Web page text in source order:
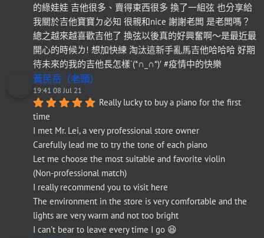
的綠娃娃 吉他很多、賣得東西很多 換了一組弦 也分享給
我關於吉他寶寶ㄉ必知 很親和nice 謝謝老闆 是老闆嗎？
總之越來越喜歡吉他了 換弦以後真的好興奮啊～是最近最
開心的時候ㄌ! 想加快練 淘汰這新手亂馬吉他哈哈哈 好期
待未來的我的吉他長怎樣`(*∩_∩*)′ #疫情中的快樂
黃民岳（老頭）
19:41 08 Jul 21
Really lucky to buy a piano for the first
time
I met Mr. Lei, a very professional store owner
Carefully lead me to try the tone of each piano
Let me choose the most suitable and favorite violin
(Non-professional match)
I really recommend you to visit here
The environment in the store is very comfortable and the
lights are very warm and not too bright
I can't bear to leave every time I go 😆